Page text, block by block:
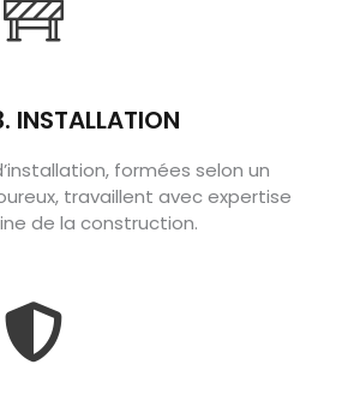
INSTALLATION​​
formées selon un
travaillent avec expertise
de la construction.